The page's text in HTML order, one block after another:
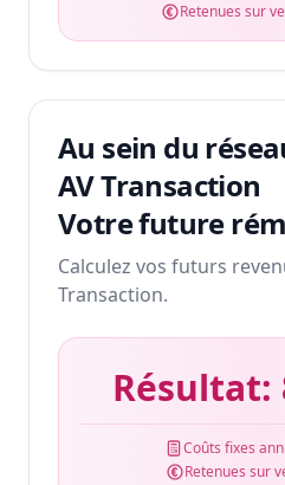
Retenues sur
Au sein du
AV Transaction
Votre future
Calculez vos futurs
Transaction.
Résultat:
Coûts fixes
Retenues sur